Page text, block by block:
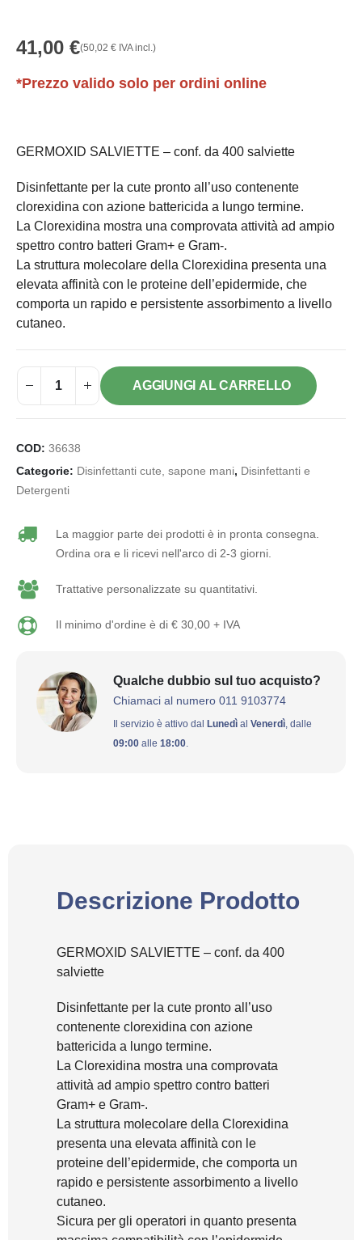
41,00 €(50,02 € IVA incl.)
*Prezzo valido solo per ordini online
GERMOXID SALVIETTE – conf. da 400 salviette
Disinfettante per la cute pronto all’uso contenente
clorexidina con azione battericida a lungo termine.
La Clorexidina mostra una comprovata attività ad ampio
spettro contro batteri Gram+ e Gram-.
La struttura molecolare della Clorexidina presenta una
elevata affinità con le proteine dell’epidermide, che
comporta un rapido e persistente assorbimento a livello
cutaneo.
AGGIUNGI AL CARRELLO
COD: 36638
Categorie: Disinfettanti cute, sapone mani, Disinfettanti e
Detergenti
La maggior parte dei prodotti è in pronta consegna.
Ordina ora e li ricevi nell'arco di 2-3 giorni.
Trattative personalizzate su quantitativi.
Il minimo d'ordine è di € 30,00 + IVA
Qualche dubbio sul tuo acquisto?
Chiamaci al numero 011 9103774
Il servizio è attivo dal Lunedì al Venerdì, dalle
09:00 alle 18:00.
Descrizione Prodotto
GERMOXID SALVIETTE – conf. da 400
salviette
Disinfettante per la cute pronto all’uso
contenente clorexidina con azione
battericida a lungo termine.
La Clorexidina mostra una comprovata
attività ad ampio spettro contro batteri
Gram+ e Gram-.
La struttura molecolare della Clorexidina
presenta una elevata affinità con le
proteine dell’epidermide, che comporta un
rapido e persistente assorbimento a livello
cutaneo.
Sicura per gli operatori in quanto presenta